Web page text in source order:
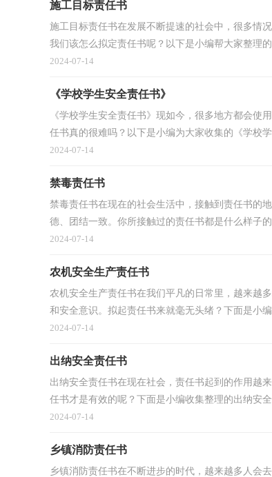
施工目标责任书
施工目标责任书在发展不断提速的社会中，很多情
我们该怎么拟定责任书呢？以下是小编帮大家整理
2024-07-14
《学校学生安全责任书》
《学校学生安全责任书》现如今，很多地方都会
任书真的很难吗？以下是小编为大家收集的《学校
2024-07-14
禁毒责任书
禁毒责任书在现在的社会生活中，接触到责任书的
德、团结一致。你所接触过的责任书都是什么样子
2024-07-14
农机安全生产责任书
农机安全生产责任书在我们平凡的日常里，越来越
和安全意识。拟起责任书来就毫无头绪？下面是小
2024-07-14
出纳安全责任书
出纳安全责任书在现在社会，责任书起到的作用越
任书才是有效的呢？下面是小编收集整理的出纳安
2024-07-14
乡镇消防责任书
乡镇消防责任书在不断进步的时代，越来越多人会